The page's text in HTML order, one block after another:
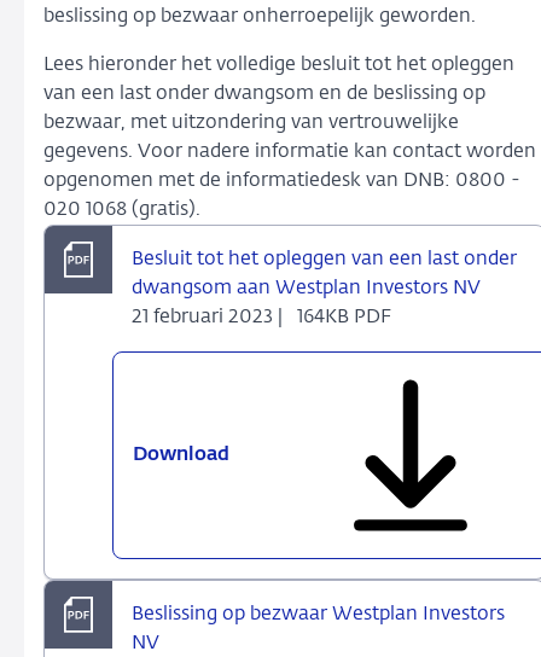
beslissing op bezwaar onherroepelijk geworden.
Lees hieronder het volledige besluit tot het opleggen
van een last onder dwangsom en de beslissing op
bezwaar, met uitzondering van vertrouwelijke
gegevens. Voor nadere informatie kan contact worden
opgenomen met de informatiedesk van DNB: 0800 -
020 1068 (gratis).
Besluit tot het opleggen van een last onder
dwangsom aan Westplan Investors NV
21 februari 2023 |
164KB PDF
Download
een
last
Beslissing op bezwaar Westplan Investors
NV